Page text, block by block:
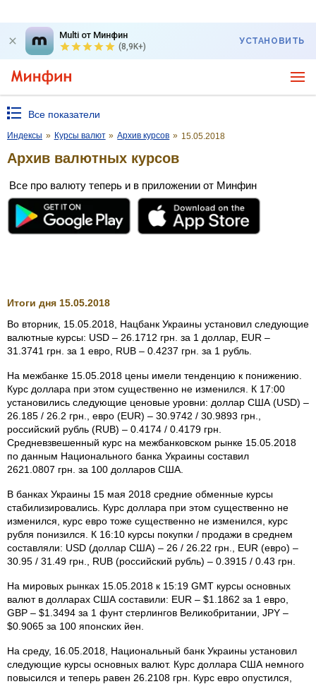
Multi от Минфин
(8,9K+)
УСТАНОВИТЬ
Все показатели
Индексы » Курсы валют » Архив курсов » 15.05.2018
Архив валютных курсов
Все про валюту теперь и в приложении от Минфин
Итоги дня 15.05.2018
Во вторник, 15.05.2018, Нацбанк Украины установил следующие
валютные курсы: USD – 26.1712 грн. за 1 доллар, EUR –
31.3741 грн. за 1 евро, RUB – 0.4237 грн. за 1 рубль.
На межбанке 15.05.2018 цены имели тенденцию к понижению.
Курс доллара при этом существенно не изменился. К 17:00
установились следующие ценовые уровни: доллар США (USD) –
26.185 / 26.2 грн., евро (EUR) – 30.9742 / 30.9893 грн.,
российский рубль (RUB) – 0.4174 / 0.4179 грн.
Средневзвешенный курс на межбанковском рынке 15.05.2018
по данным Национального банка Украины составил
2621.0807 грн. за 100 долларов США.
В банках Украины 15 мая 2018 средние обменные курсы
стабилизировались. Курс доллара при этом существенно не
изменился, курс евро тоже существенно не изменился, курс
рубля понизился. К 16:10 курсы покупки / продажи в среднем
составляли: USD (доллар США) – 26 / 26.22 грн., EUR (евро) –
30.95 / 31.49 грн., RUB (российский рубль) – 0.3915 / 0.43 грн.
На мировых рынках 15.05.2018 к 15:19 GMT курсы основных
валют в долларах США составили: EUR – $1.1862 за 1 евро,
GBP – $1.3494 за 1 фунт стерлингов Великобритании, JPY –
$0.9065 за 100 японских йен.
На среду, 16.05.2018, Национальный банк Украины установил
следующие курсы основных валют. Курс доллара США немного
повысился и теперь равен 26.2108 грн. Курс евро опустился,